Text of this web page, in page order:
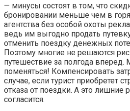
— минусы состоят в том, что
бронировании меньше чем в
агентства без особой охоты
ведь им выгодно продать
отменить поездку денежных
Поэтому многие не решаются
путешествие за полгода вперед.
поменяться! Компенсировать
случае, если турист приобретет
отказа от поездки. А это
согласится.